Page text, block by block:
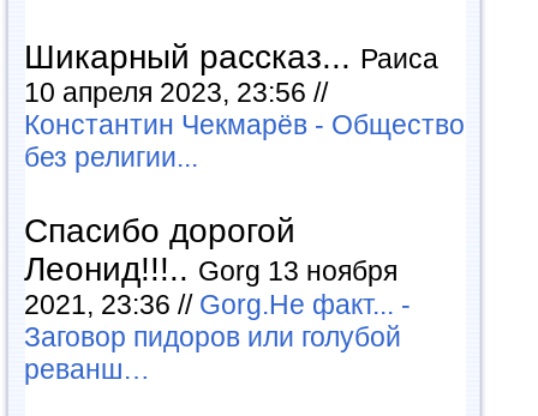
Шикарный рассказ... Раиса
10 апреля 2023, 23:56 //
Константин Чекмарёв - Общество
без религии...
Спасибо дорогой
Леонид!!!.. Gorg 13 ноября
2021, 23:36 // Gorg.Не факт... -
Заговор пидоров или голубой
реванш…